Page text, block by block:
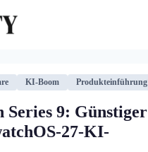
KI-Boom Produkteinführung
Series 9: Günstiger
27-KI-